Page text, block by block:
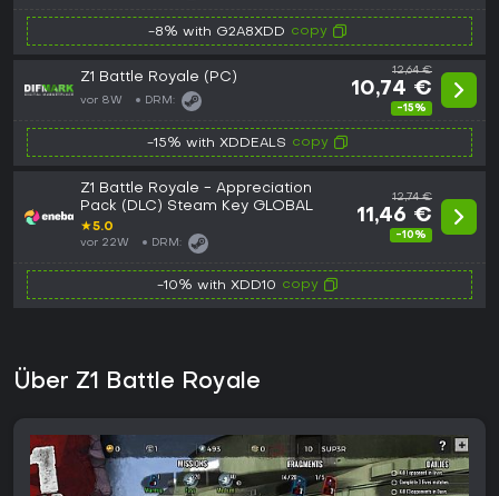
-8% with G2A8XDD copy
Z1 Battle Royale (PC)
vor 8W DRM:
12,64 €
10,74 €
-15%
-15% with XDDEALS copy
Z1 Battle Royale - Appreciation
Pack (DLC) Steam Key GLOBAL
★5.0
vor 22W DRM:
12,74 €
11,46 €
-10%
-10% with XDD10 copy
Über Z1 Battle Royale